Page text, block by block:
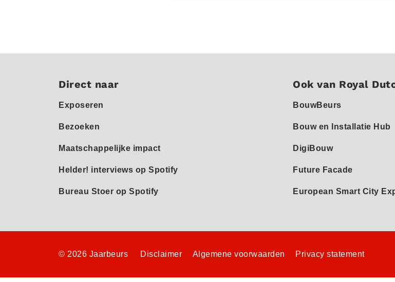
Direct naar
Exposeren
Bezoeken
Maatschappelijke impact
Helder! interviews op Spotify
Bureau Stoer op Spotify
Ook van Royal
BouwBeurs
Bouw en Installatie Hub
DigiBouw
Future Facade
European Smart City
© 2026 Jaarbeurs Disclaimer Algemene voorwaarden Privacy statement